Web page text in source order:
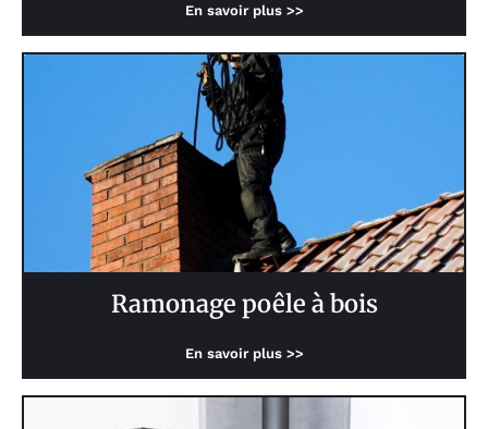
En savoir plus >>
Ramonage poêle à bois
En savoir plus >>